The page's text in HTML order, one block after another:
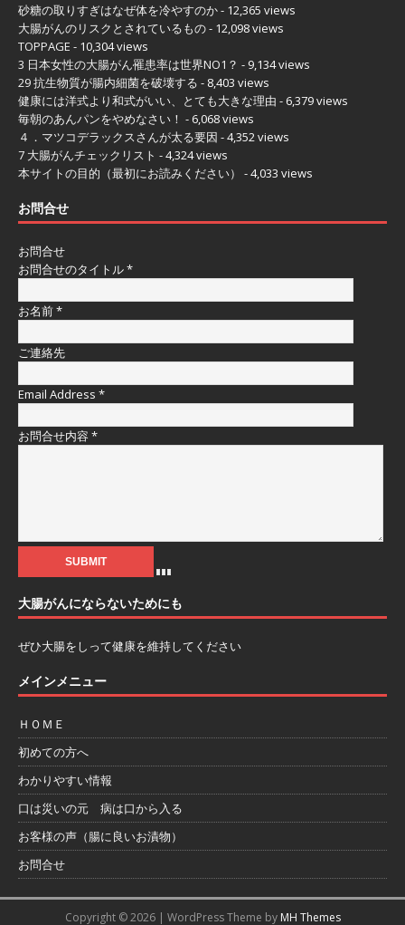
砂糖の取りすぎはなぜ体を冷やすのか- 12,365 views
大腸がんのリスクとされているもの- 12,098 views
TOPPAGE - 10,304 views
3 日本女性の大腸がん罹患率は世界NO1？ - 9,134 views
29 抗生物質が腸内細菌を破壊する - 8,403 views
健康には洋式より和式がいい、とても大きな理由 - 6,379 views
毎朝のあんパンをやめなさい！ - 6,068 views
４．マツコデラックスさんが太る要因 - 4,352 views
7 大腸がんチェックリスト - 4,324 views
本サイトの目的（最初にお読みください）
- 4,033 views
お問合せ
お問合せ
お問合せのタイトル*
お名前*
ご連絡先
Email Address *
お問合せ内容 *
大腸がんにならないためにも
ぜひ大腸をしって健康を維持してください
メインメニュー
ＨＯＭＥ
初めての方へ
わかりやすい情報
口は災いの元 病は口から入る
お客様の声（腸に良いお漬物）
お問合せ
Copyright © 2026 | WordPress Theme by MH Themes